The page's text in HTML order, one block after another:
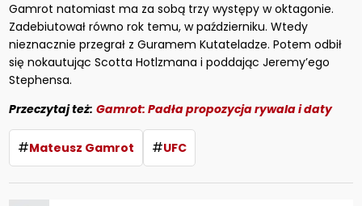
Gamrot natomiast ma za sobą trzy występy w oktagonie.
Zadebiutował równo rok temu, w październiku. Wtedy
nieznacznie przegrał z Guramem Kutateladze. Potem odbił
się nokautując Scotta Hotlzmana i poddając Jeremy’ego
Stephensa.
Przeczytaj też: Gamrot: Padła propozycja rywala i daty
#Mateusz Gamrot #UFC